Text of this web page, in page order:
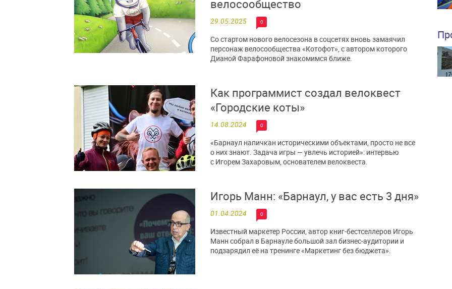
велосообщество
29.05.2025 0
Со стартом нового велосезона в соцсетях вновь замаячил
персонаж велосообщества «Котофот», с автором которого
Дианой Фарафоновой знакомимся ближе.
Как программист создал велоквест
«Городские коты»
14.08.2024 0
«Барнаул напичкан историческими объектами, просто не все
о них знают. Задача игры — увлечь историей»: интервью
с Игорем Захаровым, основателем велоквеста.
Игорь Манн: «Барнаул, у вас есть 3 дня»
01.04.2024 0
Известный маркетер России, автор книг-бестселлеров Игорь
Манн собрал в Барнауле большой зал бизнес-аудитории и
подзарядил её на тренинге «Маркетинг без бюджета».